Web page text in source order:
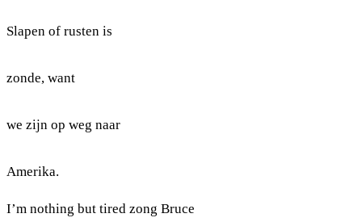
Slapen of rusten is
zonde, want
we zijn op weg naar
Amerika.
I’m nothing but tired zong Bruce